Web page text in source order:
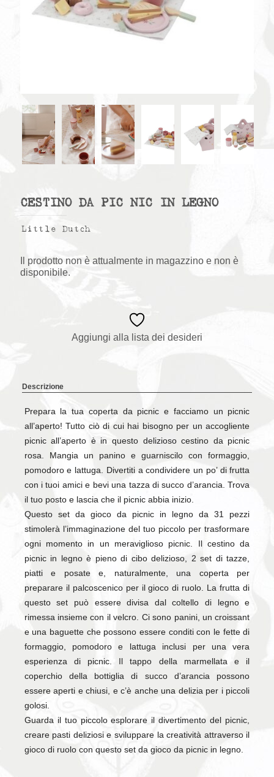
CESTINO DA PIC NIC IN LEGNO
Little Dutch
Il prodotto non è attualmente in magazzino e non è
disponibile.
Aggiungi alla lista dei desideri
Descrizione
Prepara la tua coperta da picnic e facciamo un picnic
all’aperto! Tutto ciò di cui hai bisogno per un accogliente
picnic all’aperto è in questo delizioso cestino da picnic
rosa. Mangia un panino e guarniscilo con formaggio,
pomodoro e lattuga. Divertiti a condividere un po’ di frutta
con i tuoi amici e bevi una tazza di succo d’arancia. Trova
il tuo posto e lascia che il picnic abbia inizio.
Questo set da gioco da picnic in legno da 31 pezzi
stimolerà l’immaginazione del tuo piccolo per trasformare
ogni momento in un meraviglioso picnic. Il cestino da
picnic in legno è pieno di cibo delizioso, 2 set di tazze,
piatti e posate e, naturalmente, una coperta per
preparare il palcoscenico per il gioco di ruolo. La frutta di
questo set può essere divisa dal coltello di legno e
rimessa insieme con il velcro. Ci sono panini, un croissant
e una baguette che possono essere conditi con le fette di
formaggio, pomodoro e lattuga inclusi per una vera
esperienza di picnic. Il tappo della marmellata e il
coperchio della bottiglia di succo d’arancia possono
essere aperti e chiusi, e c’è anche una delizia per i piccoli
golosi.
Guarda il tuo piccolo esplorare il divertimento del picnic,
creare pasti deliziosi e sviluppare la creatività attraverso il
gioco di ruolo con questo set da gioco da picnic in legno.